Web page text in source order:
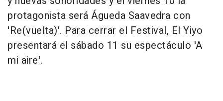
protagonista será Águeda Saavedra con
'Re(vuelta)'. Para cerrar el Festival, El Yiyo
presentará el sábado 11 su espectáculo 'A
mi aire'.